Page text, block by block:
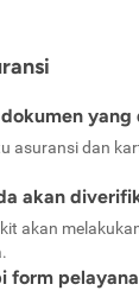
yang
asuransi dan
akan
akan
form